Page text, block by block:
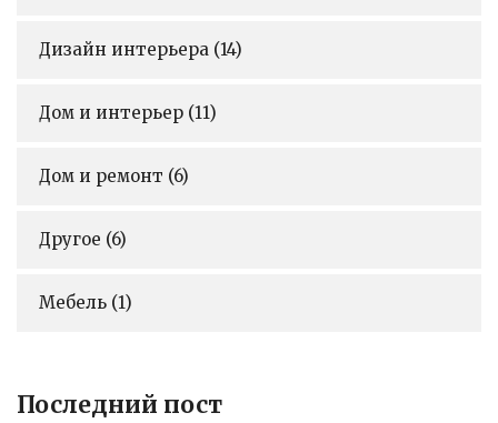
Дизайн интерьера (14)
Дом и интерьер (11)
Дом и ремонт (6)
Другое (6)
Мебель (1)
Последний пост